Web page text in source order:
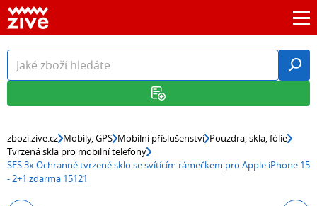
zbozi.zive.cz Mobily, GPS Mobilní příslušenství Pouzdra, skla, fólie
Tvrzená skla pro mobilní telefony
SES 3x Ochranné tvrzené sklo se svítícím rámečkem pro Apple iPhone 15
- 2+1 zdarma 15121